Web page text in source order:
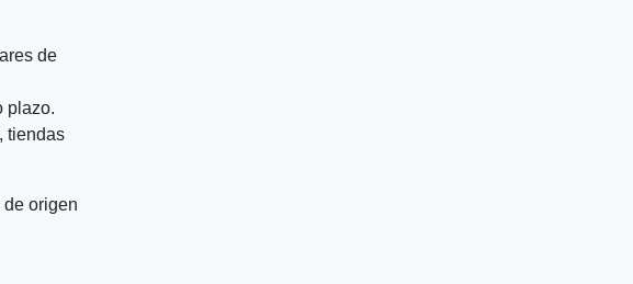
de
plazo.
tiendas
origen